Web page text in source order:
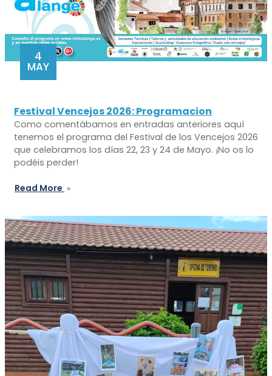
4
MAY
Festival Vencejos 2026: Programacion
Como comentábamos en entradas anteriores aquí
tenemos el programa del Festival de los Vencejos 2026
que celebramos los días 22, 23 y 24 de Mayo. ¡No os lo
podéis perder!
Read More